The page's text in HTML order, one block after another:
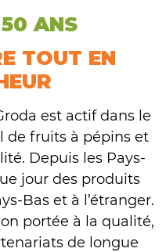
ANS
TOUT EN
est actif dans le
de fruits à pépins et
Depuis les Pays-
jour des produits
Bas et à l’étranger.
portée à la qualité,
de longue